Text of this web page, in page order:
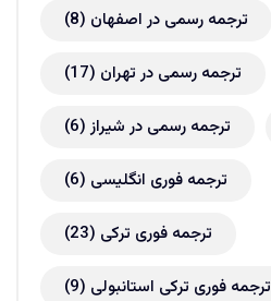
ترجمه رسمی در اصفهان (8)
ترجمه رسمی در تهران (17)
ترجمه رسمی در شیراز (6)
ترجمه فوری انگلیسی (6)
ترجمه فوری ترکی (23)
ترجمه فوری ترکی استانبولی (9)